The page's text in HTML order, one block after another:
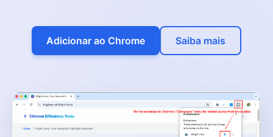
Adicionar ao Chrome Saiba mais